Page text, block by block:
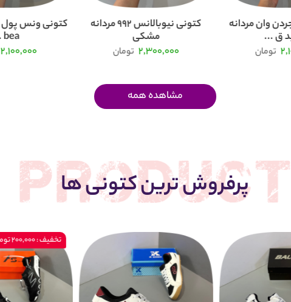
وان مردانه
ق ...
تومان
کتونی نیوبالانس 992 مردانه
مشکی
2,300,000 تومان
bea ...
2,100,000
مشاهده همه
پرفروش ترین کتونی ها
تخفیف : 200,000 تومان